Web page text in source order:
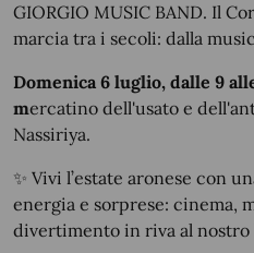
GIORGIO MUSIC BAND. Il
marcia tra i secoli: dalla
Domenica 6 luglio, dalle 9
mercatino dell'usato e
Nassiriya.
✨ Vivi l’estate aronese con
energia e sorprese: cinema,
divertimento in riva al nostro